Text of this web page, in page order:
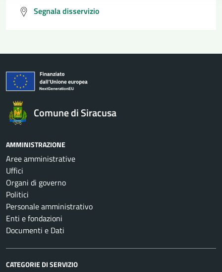
Segnala disservizio
Comune di Siracusa
AMMINISTRAZIONE
Aree amministrative
Uffici
Organi di governo
Politici
Personale amministrativo
Enti e fondazioni
Documenti e Dati
CATEGORIE DI SERVIZIO